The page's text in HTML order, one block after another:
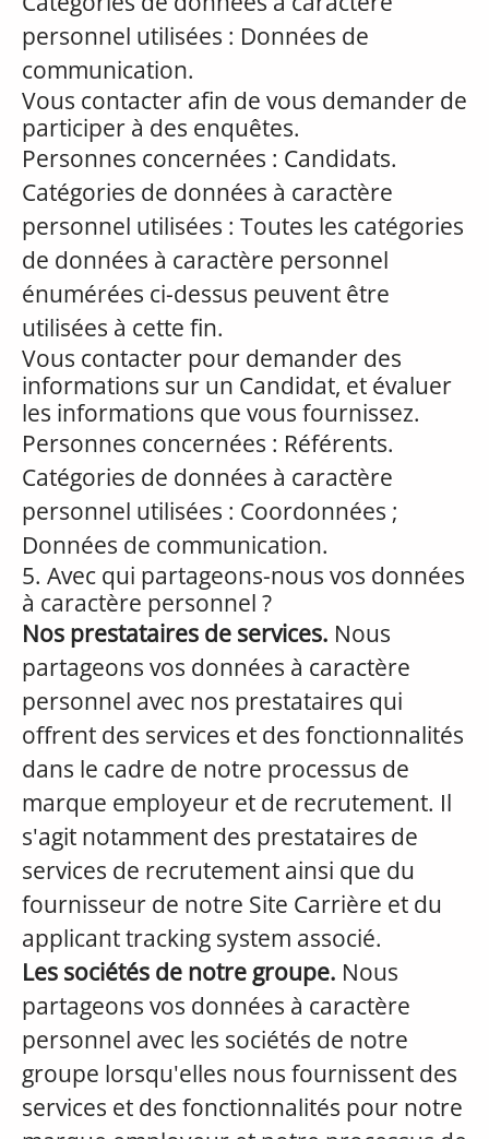
personnel utilisées : Données de
communication.
Vous contacter afin de vous demander de
participer à des enquêtes.
Personnes concernées : Candidats.
Catégories de données à caractère
personnel utilisées : Toutes les catégories
de données à caractère personnel
énumérées ci-dessus peuvent être
utilisées à cette fin.
Vous contacter pour demander des
informations sur un Candidat, et évaluer
les informations que vous fournissez.
Personnes concernées : Référents.
Catégories de données à caractère
personnel utilisées : Coordonnées ;
Données de communication.
5. Avec qui partageons-nous vos données
à caractère personnel ?
Nos prestataires de services. Nous
partageons vos données à caractère
personnel avec nos prestataires qui
offrent des services et des fonctionnalités
dans le cadre de notre processus de
marque employeur et de recrutement. Il
s'agit notamment des prestataires de
services de recrutement ainsi que du
fournisseur de notre Site Carrière et du
applicant tracking system associé.
Les sociétés de notre groupe. Nous
partageons vos données à caractère
personnel avec les sociétés de notre
groupe lorsqu'elles nous fournissent des
services et des fonctionnalités pour notre